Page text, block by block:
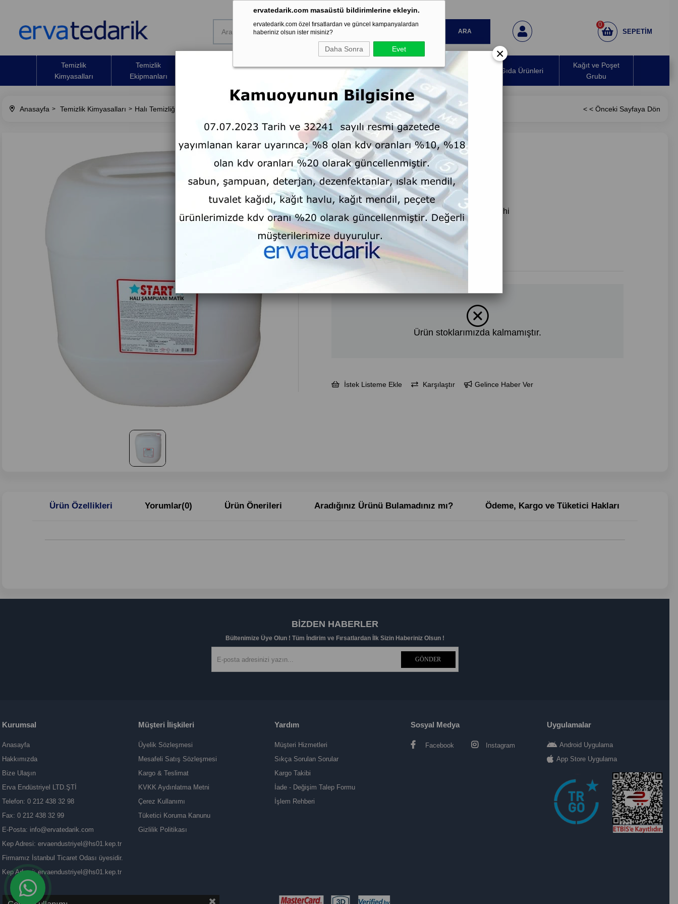
ervatedarik.com masaüstü bildirimlerine ekleyin.
ervatedarik.com özel fırsatlardan ve güncel kampanyalardan
haberiniz olsun ister misiniz?
Daha Sonra Evet
SEPETIM
0
Temizlik
Kimyasalları
Temizlik
Ekipmanları
Temizlik Sarf
Kişisel Temizlik Dispenser
Koku ve Hava
Gıda Ürünleri
Kağıt ve Poşet
Grubu
Anasayfa Temizlik Kimyasalları Halı Temizliği < < Önceki Sayfaya Dön
Halı Şampuanı Matik 30 Lt
Marka : Start
Tahmini Teslim Süresi
: 6 Tahmini Teslimat Tarihi
₺804,38
KDV Dahil ₺965,25
Ürün stoklarımızda kalmamıştır.
İstek Listeme Ekle Karşılaştır Gelince Haber Ver
Ürün Özellikleri Yorumlar(0) Ürün Önerileri Aradığınız Ürünü Bulamadınız mı? Ödeme, Kargo ve Tüketici Hakları
BIZDEN HABERLER
Bültenimize Üye Olun ! Tüm İndirim ve Fırsatlardan İlk Sizin Haberiniz Olsun !
GÖNDER
Kurumsal
Anasayfa
Hakkımızda
Bize Ulaşın
Erva Endüstriyel LTD.ŞTİ
Telefon: 0 212 438 32 98
Fax: 0 212 438 32 99
E-Posta: info@ervatedarik.com
Kep Adresi: ervaendustriyel@hs01.kep.tr
Firmamız İstanbul Ticaret Odası üyesidir.
Kep Adresi:ervaendustriyel@hs01.kep.tr
Müşteri İlişkileri
Üyelik Sözleşmesi
Mesafeli Satış Sözleşmesi
Kargo & Teslimat
KVKK Aydınlatma Metni
Çerez Kullanımı
Tüketici Koruma Kanunu
Gizlilik Politikası
Yardım
Müşteri Hizmetleri
Sıkça Sorulan Sorular
Kargo Takibi
İade - Değişim Talep Formu
İşlem Rehberi
Sosyal Medya
Facebook Instagram
Uygulamalar
Android Uygulama
App Store Uygulama
×